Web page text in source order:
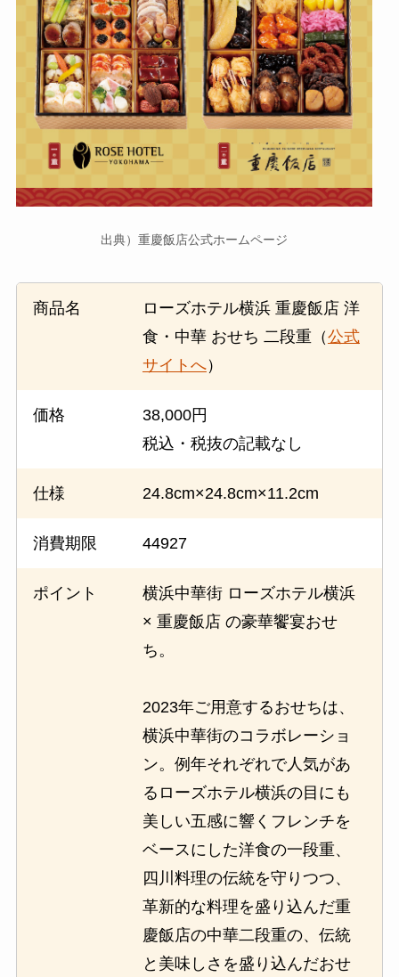
出典）重慶飯店公式ホームページ
商品名
ローズホテル横浜 重慶飯店 洋
食・中華 おせち 二段重（公式
サイトへ）
価格
38,000円
税込・税抜の記載なし
仕様 24.8cm×24.8cm×11.2cm
消費期限 44927
ポイント
横浜中華街 ローズホテル横浜
× 重慶飯店 の豪華饗宴おせ
ち。
2023年ご用意するおせちは、
横浜中華街のコラボレーショ
ン。例年それぞれで人気があ
るローズホテル横浜の目にも
美しい五感に響くフレンチを
ベースにした洋食の一段重、
四川料理の伝統を守りつつ、
革新的な料理を盛り込んだ重
慶飯店の中華二段重の、伝統
と美味しさを盛り込んだおせ